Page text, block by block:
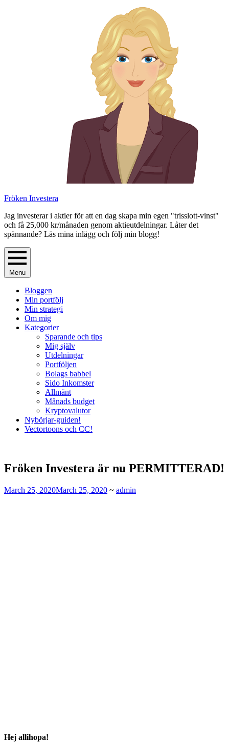
Fröken Investera
Jag investerar i aktier för att en dag skapa min egen "trisslott-vinst"
och få 25,000 kr/månaden genom aktieutdelningar. Låter det
spännande? Läs mina inlägg och följ min blogg!
Menu
Bloggen
Min portfölj
Min strategi
Om mig
Kategorier
Sparande och tips
Mig själv
Utdelningar
Portföljen
Bolags babbel
Sido Inkomster
Allmänt
Månads budget
Kryptovalutor
Nybörjar-guiden!
Vectortoons och CC!
Fröken Investera är nu PERMITTERAD!
March 25, 2020March 25, 2020 ~ admin
Hej allihopa!